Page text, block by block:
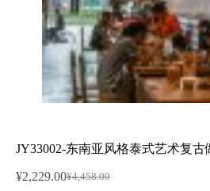
JY33002-东南亚风格泰式艺术复古
¥4,458.00
原
¥2,229.00当